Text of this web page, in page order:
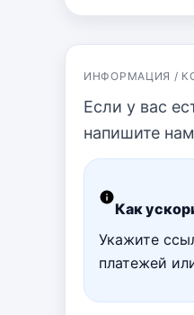
ИНФОРМАЦИЯ /
Если у вас
напишите
Как
Укажите
платежей